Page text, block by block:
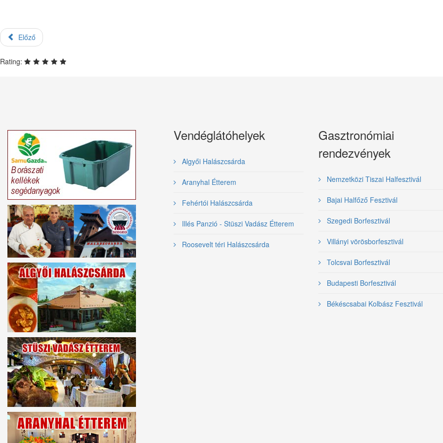
Előző
Rating:
Vendéglátóhelyek
Algyői Halászcsárda
Aranyhal Étterem
Fehértói Halászcsárda
Illés Panzió - Stüszi Vadász Étterem
Roosevelt téri Halászcsárda
Gasztronómiai
rendezvények
Nemzetközi Tiszai Halfesztivál
Bajai Halfőző Fesztivál
Szegedi Borfesztivál
Villányi vörösborfesztivál
Tolcsvai Borfesztivál
Budapesti Borfesztivál
Békéscsabai Kolbász Fesztivál